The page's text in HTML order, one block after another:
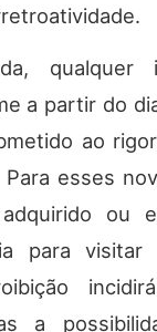
qualquer
a partir do
ao
Para esses
ou
para visitar
a